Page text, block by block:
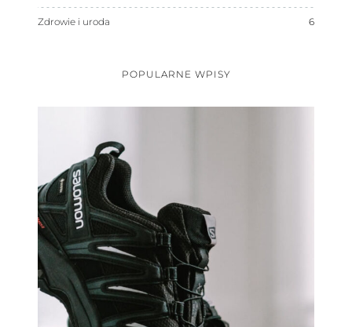
Zdrowie i uroda 6
POPULARNE WPISY